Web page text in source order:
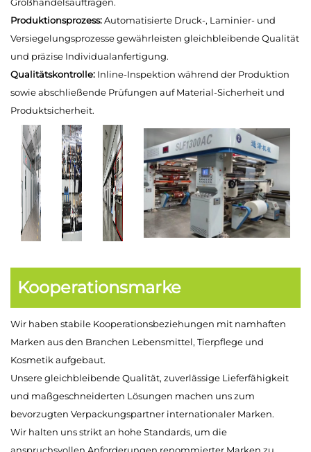
Produktionsprozess:Automatisierte Druck-, Laminier- und
Versiegelungsprozesse gewährleisten gleichbleibende Qualität
und präzise Individualanfertigung.
Qualitätskontrolle: Inline-Inspektion während der Produktion
sowie abschließende Prüfungen auf Material-Sicherheit und
Produktsicherheit.
Kooperationsmarke
Wir haben stabile Kooperationsbeziehungen mit namhaften
Marken aus den Branchen Lebensmittel, Tierpflege und
Kosmetik aufgebaut.
Unsere gleichbleibende Qualität, zuverlässige Lieferfähigkeit
und maßgeschneiderten Lösungen machen uns zum
bevorzugten Verpackungspartner internationaler Marken.
Wir halten uns strikt an hohe Standards, um die